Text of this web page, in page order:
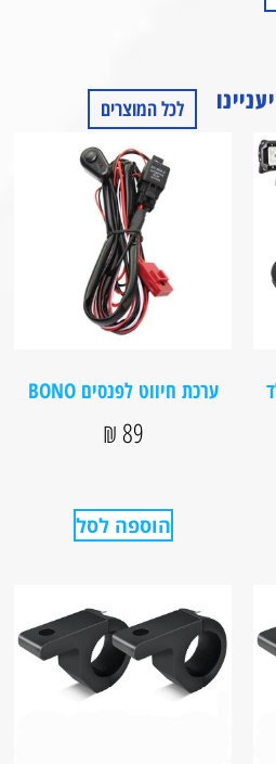
לכל המוצרים
ערכת חיווט לפנסים BONO
89
₪
הוספה לסל